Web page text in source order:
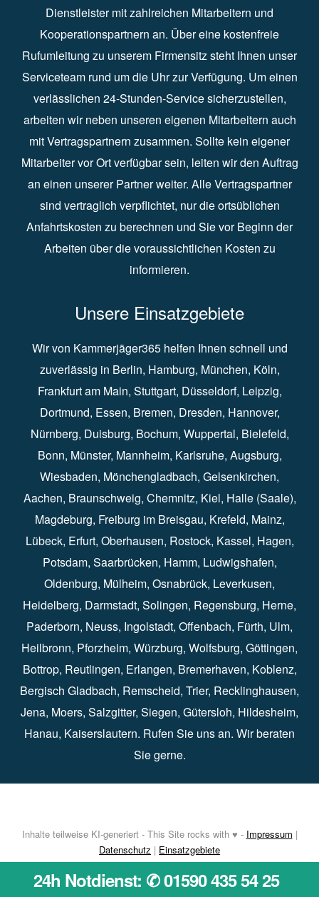
Dienstleister mit zahlreichen Mitarbeitern und
Kooperationspartnern an. Über eine kostenfreie
Rufumleitung zu unserem Firmensitz steht Ihnen unser
Serviceteam rund um die Uhr zur Verfügung. Um einen
verlässlichen 24-Stunden-Service sicherzustellen,
arbeiten wir neben unseren eigenen Mitarbeitern auch
mit Vertragspartnern zusammen. Sollte kein eigener
Mitarbeiter vor Ort verfügbar sein, leiten wir den Auftrag
an einen unserer Partner weiter. Alle Vertragspartner
sind vertraglich verpflichtet, nur die ortsüblichen
Anfahrtskosten zu berechnen und Sie vor Beginn der
Arbeiten über die voraussichtlichen Kosten zu
informieren.
Unsere Einsatzgebiete
Wir von Kammerjäger365 helfen Ihnen schnell und
zuverlässig in Berlin⁠, Hamburg⁠, München, Köln⁠,
Frankfurt am Main⁠, Stuttgart⁠, Düsseldorf⁠, Leipzig⁠,
Dortmund⁠, Essen⁠, Bremen⁠, Dresden⁠, Hannover⁠,
Nürnberg⁠, Duisburg⁠⁠, Bochum⁠, Wuppertal⁠⁠, Bielefeld⁠⁠,
Bonn⁠⁠, Münster⁠⁠, Mannheim⁠, Karlsruhe⁠, Augsburg⁠,
Wiesbaden⁠⁠, Mönchengladbach⁠, Gelsenkirchen⁠⁠,
Aachen⁠⁠, Braunschweig⁠, Chemnitz⁠⁠, Kiel⁠, Halle (Saale)⁠⁠,
Magdeburg⁠, Freiburg im Breisgau⁠⁠, Krefeld⁠⁠, Mainz⁠⁠,
Lübeck⁠, Erfurt⁠, Oberhausen⁠⁠, Rostock⁠⁠, Kassel⁠⁠, Hagen⁠,
Potsdam⁠, Saarbrücken⁠⁠, Hamm⁠, Ludwigshafen⁠,
Oldenburg⁠, Mülheim⁠, Osnabrück⁠⁠, Leverkusen⁠,
Heidelberg⁠, Darmstadt⁠⁠, Solingen⁠, Regensburg⁠, Herne⁠⁠,
Paderborn⁠, Neuss⁠, Ingolstadt⁠, Offenbach, Fürth⁠⁠, Ulm⁠⁠,
Heilbronn⁠, Pforzheim⁠, Würzburg⁠, Wolfsburg⁠⁠, Göttingen⁠,
Bottrop⁠, Reutlingen⁠, Erlangen⁠⁠, Bremerhaven⁠, Koblenz⁠,
Bergisch Gladbach⁠, Remscheid⁠⁠, Trier⁠⁠, Recklinghausen⁠,
Jena⁠⁠, Moers⁠⁠, Salzgitter⁠⁠, Siegen⁠⁠, Gütersloh⁠, Hildesheim⁠⁠,
Hanau⁠, Kaiserslautern⁠⁠. Rufen Sie uns an. Wir beraten
Sie gerne.
Inhalte teilweise KI-generiert - This Site rocks with ♥ - Impressum |
Datenschutz | Einsatzgebiete
24h Notdienst: ✆ 01590 435 54 25